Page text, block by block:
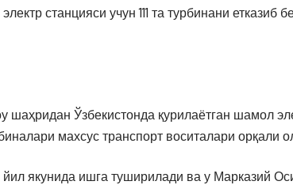
станцияси учун 111 та турбинани етказиб
шаҳридан Ўзбекистонда қурилаётган шамол
махсус транспорт воситалари орқали
якунида ишга туширилади ва у Марказий